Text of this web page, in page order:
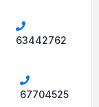
63442762
67704525